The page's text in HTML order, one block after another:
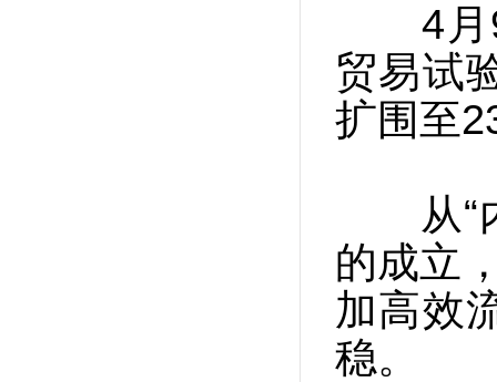
4月9
贸易试
扩围至
从“内
的成立
加高效
稳。